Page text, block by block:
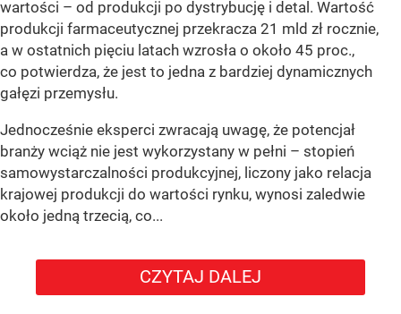
wartości – od produkcji po dystrybucję i detal. Wartość
produkcji farmaceutycznej przekracza 21 mld zł rocznie,
a w ostatnich pięciu latach wzrosła o około 45 proc.,
co potwierdza, że jest to jedna z bardziej dynamicznych
gałęzi przemysłu.
Jednocześnie eksperci zwracają uwagę, że potencjał
branży wciąż nie jest wykorzystany w pełni – stopień
samowystarczalności produkcyjnej, liczony jako relacja
krajowej produkcji do wartości rynku, wynosi zaledwie
około jedną trzecią, co...
CZYTAJ DALEJ